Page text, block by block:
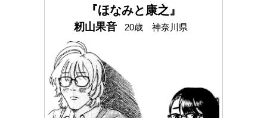
金20万円+5万円
『ほなみと康之』
籾山果音 20歳 神奈川県